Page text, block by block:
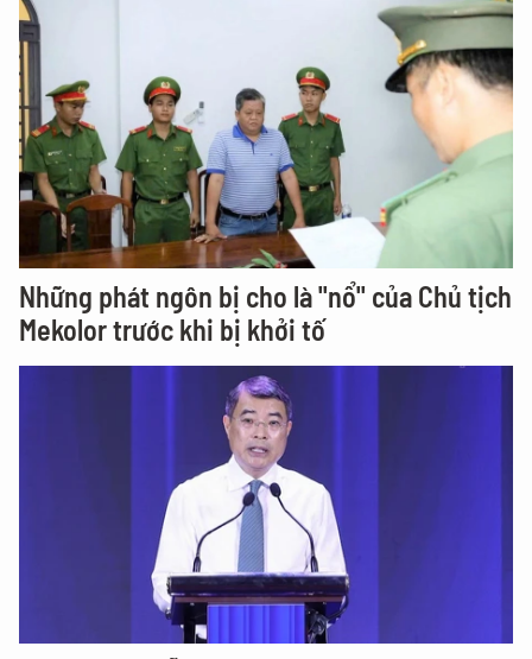
Những phát ngôn bị cho là "nổ" của Chủ tịch
Mekolor trước khi bị khởi tố